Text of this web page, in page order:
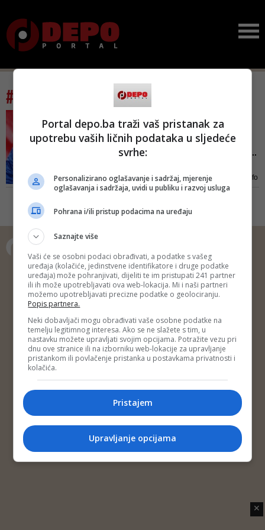
#tag: Milorad Bilbija
BANJALUCI
Trener FK Borac vrijeđao,
pa napao direktora Srne:...
Markanović rekla je za Srpskainfo
da je tuča policiji prijavljena u
Copyright © 2014 Depo Portal
Impressum
Kontakt Marketing
Privatnost korisnika
O nama
✕
Portal depo.ba traži vaš pristanak za
upotrebu vaših ličnih podataka u sljedeće
svrhe:
Personalizirano oglašavanje i sadržaj, mjerenje
oglašavanja i sadržaja, uvidi u publiku i razvoj usluga
Pohrana i/ili pristup podacima na uređaju
Saznajte više
Vaši će se osobni podaci obrađivati, a podatke s vašeg
uređaja (kolačiće, jedinstvene identifikatore i druge podatke
uređaja) može pohranjivati, dijeliti te im pristupati 241 partner
ili ih može upotrebljavati ova web-lokacija. Mi i naši partneri
možemo upotrebljavati precizne podatke o geolociranju.
Popis partnera.
Neki dobavljači mogu obrađivati vaše osobne podatke na
temelju legitimnog interesa. Ako se ne slažete s tim, u
nastavku možete upravljati svojim opcijama. Potražite vezu pri
dnu ove stranice ili na izborniku web-lokacije za upravljanje
pristankom ili povlačenje pristanka u postavkama privatnosti i
kolačića.
Pristajem
Upravljanje opcijama